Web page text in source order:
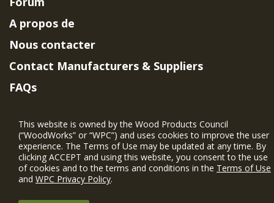
A propos de
Nous contacter
Contact Manufacturers & Suppliers
FAQs
Project Eligibility Requirements
Politique de confidentialité| Conditions
d'utilisation
This website is owned by the Wood Products Council
(“WoodWorks” or “WPC”) and uses cookies to improve the user
experience. The Terms of Use may be updated at any time. By
clicking ACCEPT and using this website, you consent to the use
of cookies and to the terms and conditions in the Terms of Use
and WPC Privacy Policy.